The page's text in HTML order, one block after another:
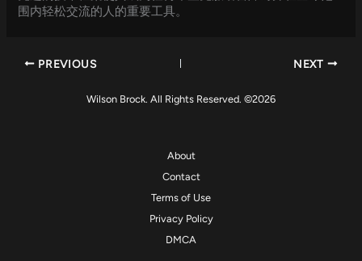
围内轻松交流的人的重要工具。
PREVIOUS NEXT
Wilson Brock. All Rights Reserved. ©2026
About
Contact
Terms of Use
Privacy Policy
DMCA